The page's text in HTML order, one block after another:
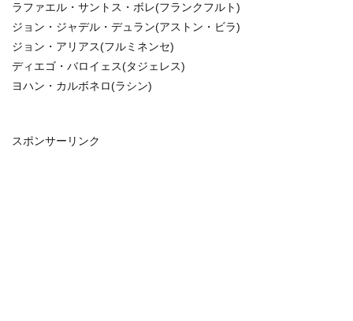
ラファエル・サントス・ボレ(フランクフルト)
ジョン・ジャデル・デュラン(アストン・ビラ)
ジョン・アリアス(フルミネンセ)
ディエゴ・バロイェス(タジェレス)
ヨハン・カルボネロ(ラシン)
スポンサーリンク